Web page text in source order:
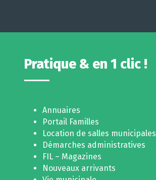
Pratique & en 1 clic !
Annuaires
Portail Familles
Location de salles municipales
Démarches administratives
FIL – Magazines
Nouveaux arrivants